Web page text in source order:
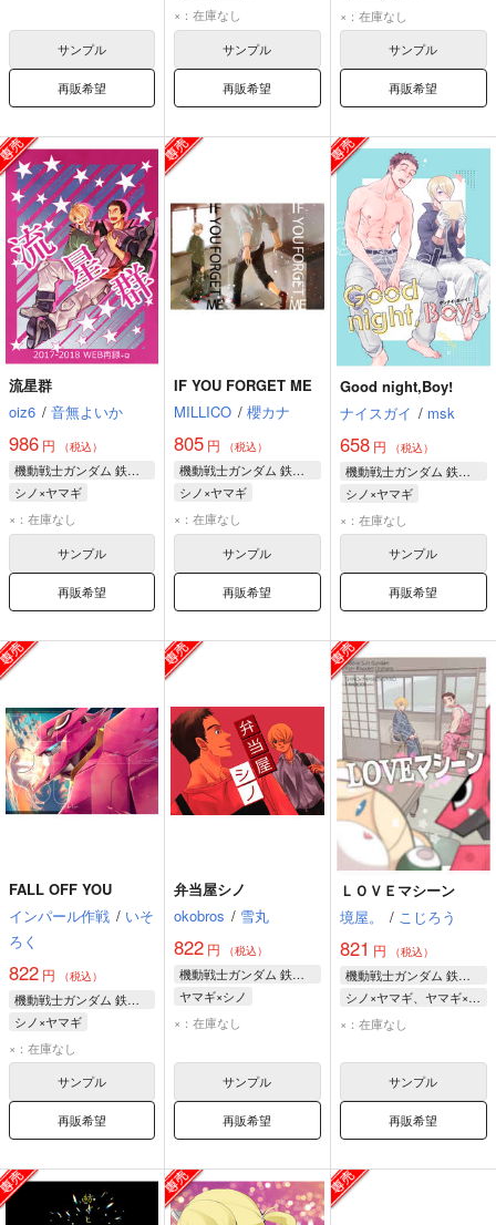
サンプル
再販希望
ノルバ・シノ
ヤマギ・ギルマトン
×：在庫なし
サンプル
再販希望
ヤマギ・ギルマトン
ノルバ・シノ
×：在庫なし
サンプル
再販希望
流星群
oiz6 / 音無よいか
986 円 （税込）
機動戦士ガンダム 鉄血のオルフェンズ
シノ×ヤマギ
ノルバ・シノ
ヤマギ・ギルマトン
×：在庫なし
サンプル
再販希望
IF YOU FORGET ME
MILLICO / 櫻カナ
805 円 （税込）
機動戦士ガンダム 鉄血のオルフェンズ
シノ×ヤマギ
ノルバ・シノ
ヤマギ・ギルマトン
×：在庫なし
サンプル
再販希望
Good night,Boy!
ナイスガイ / msk
658円 （税込）
機動戦士ガンダム 鉄血のオルフェンズ
シノ×ヤマギ
ノルバ・シノ
ヤマギ・ギルマトン
×：在庫なし
サンプル
再販希望
FALL OFF YOU
インパール作戦 / いそ
ろく
822 円 （税込）
機動戦士ガンダム 鉄血のオルフェンズ
シノ×ヤマギ
ヤマギ・ギルマトン
×：在庫なし
サンプル
再販希望
弁当屋シノ
okobros / 雪丸
822 円 （税込）
機動戦士ガンダム 鉄血のオルフェンズ
ヤマギ×シノ
ヤマギ・ギルマトン
×：在庫なし
サンプル
再販希望
ＬＯＶＥマシーン
境屋。
/ こじろう
821 円 （税込）
機動戦士ガンダム 鉄血のオルフェンズ
シノ×ヤマギ、ヤマギ×シノ
ノルバ・シノ
×：在庫なし
サンプル
再販希望